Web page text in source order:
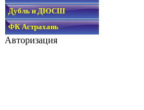
Дубль и ДЮСШ
ФК Астрахань
Авторизация